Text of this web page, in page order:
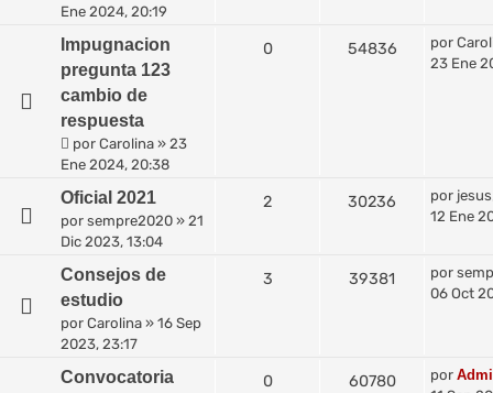
Ene 2024, 20:19
Impugnacion
pregunta 123
cambio de
respuesta
por Carolina » 23
Ene 2024, 20:38
0 54836 por
23 Ene
Oficial 2021
por sempre2020 » 21
Dic 2023, 13:04
2 30236 por
12 Ene
Consejos de
estudio
por Carolina » 16 Sep
2023, 23:17
3 39381 por
06 Oct
Convocatoria
0 60780 por